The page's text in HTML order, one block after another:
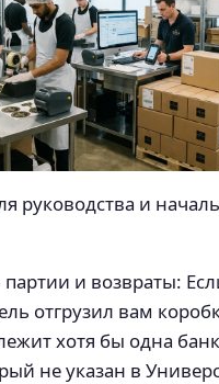
руководства и
и возвраты:
отгрузил вам
хотя бы одна
не указан в